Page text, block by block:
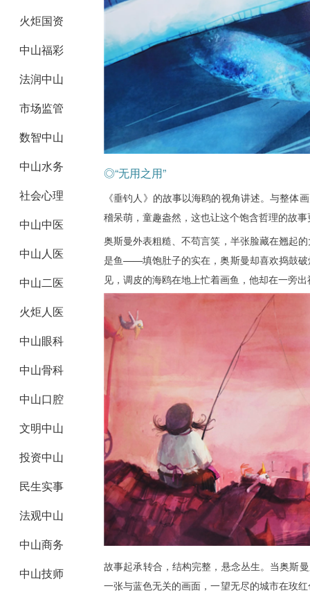
火炬国资
中山福彩
法润中山
市场监管
数智中山
中山水务
社会心理
中山中医
中山人医
中山二医
火炬人医
中山眼科
中山骨科
中山口腔
文明中山
投资中山
民生实事
法观中山
中山商务
中山技师
◎“无用之用”
《垂钓人》的故事以海鸥的视角讲述。与整体
稽呆萌，童趣盎然，这也让这个饱含哲理的故
奥斯曼外表粗糙、不苟言笑，半张脸藏在翘起
是鱼——填饱肚子的实在，奥斯曼却喜欢捣鼓破
见，调皮的海鸥在地上忙着画鱼，他却在一旁
故事起承转合，结构完整，悬念丛生。当奥斯
一张与蓝色无关的画面，一望无尽的城市在玫